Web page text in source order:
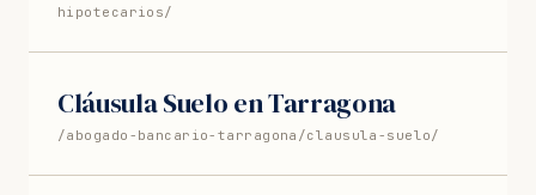
hipotecarios/
Cláusula Suelo en Tarragona
/abogado-bancario-tarragona/clausula-suelo/